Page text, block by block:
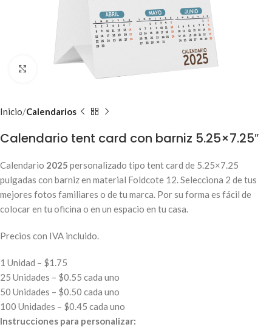
Clic para ampliar
Inicio Calendarios
Calendario tent card con barniz 5.25×7.25″
Calendario 2025 personalizado tipo tent card de 5.25×7.25
pulgadas con barniz en material Foldcote 12. Selecciona 2 de tus
mejores fotos familiares o de tu marca. Por su forma es fácil de
colocar en tu oficina o en un espacio en tu casa.
Precios con IVA incluido.
1 Unidad – $1.75
25 Unidades – $0.55 cada uno
50 Unidades – $0.50 cada uno
100 Unidades – $0.45 cada uno
Instrucciones para personalizar: